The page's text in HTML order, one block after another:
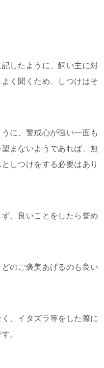
したように、飼い主に対
く聞くため、しつけはそ
に、警戒心が強い一面も
まないようであれば、無
しつけをする必要はあり
、良いことをしたら誉め
のご褒美あげるのも良い
、イタズラ等をした際に
。